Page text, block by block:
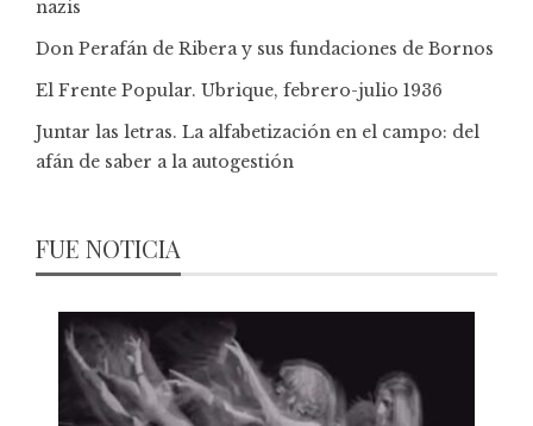
nazis
Don Perafán de Ribera y sus fundaciones de Bornos
El Frente Popular. Ubrique, febrero-julio 1936
Juntar las letras. La alfabetización en el campo: del
afán de saber a la autogestión
FUE NOTICIA